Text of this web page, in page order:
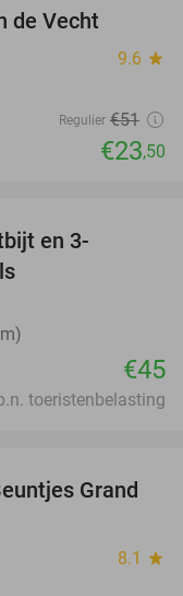
de Vecht
9.6 star
Regulier €51
€23,50
en 3-
€45
toeristenbelasting
40%
Grand
8.1 star